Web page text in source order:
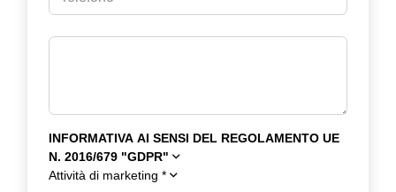
INFORMATIVA AI SENSI DEL REGOLAMENTO UE
N. 2016/679 "GDPR"
Attività di marketing *